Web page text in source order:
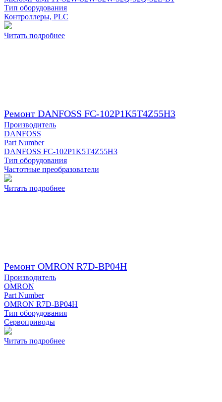
Тип оборудования
Контроллеры, PLC
Читать подробнее
Ремонт DANFOSS FC-102P1K5T4Z55H3
Производитель
DANFOSS
Part Number
DANFOSS FC-102P1K5T4Z55H3
Тип оборудования
Частотные преобразователи
Читать подробнее
Ремонт OMRON R7D-BP04H
Производитель
OMRON
Part Number
OMRON R7D-BP04H
Тип оборудования
Сервоприводы
Читать подробнее